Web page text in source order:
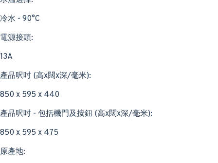
冷水 - 90°C
電源接頭:
13A
產品呎吋 (高x闊x深/毫米):
850 x 595 x 440
產品呎吋 - 包括機門及按鈕 (高x闊x深/毫米):
850 x 595 x 475
原產地: